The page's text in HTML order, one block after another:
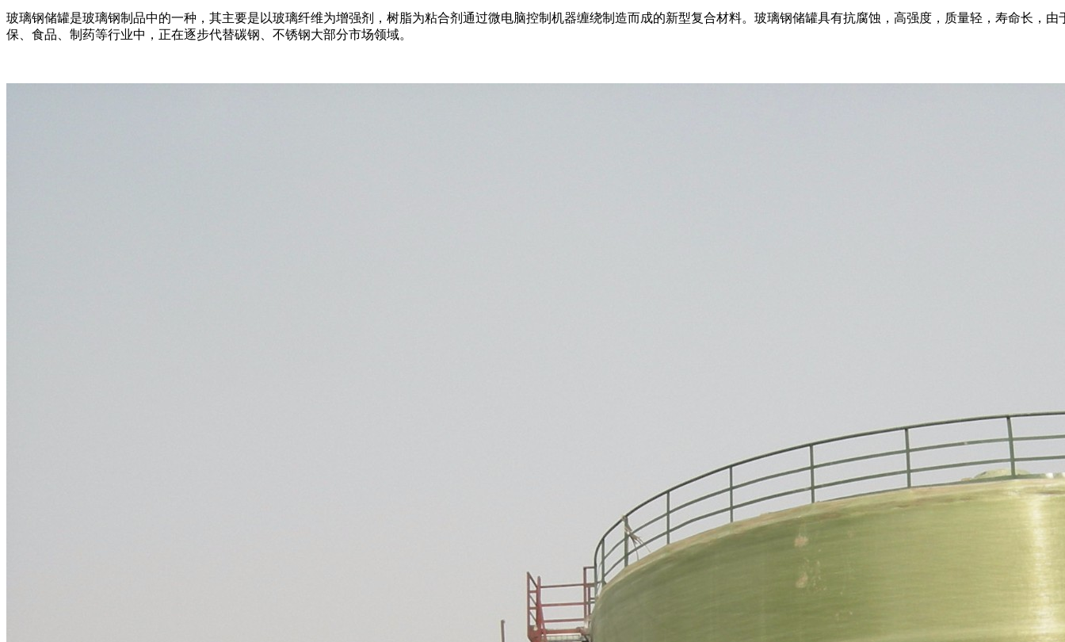
玻璃钢储罐是玻璃钢制品中的一种，其主要是以玻璃纤维为增强剂，树脂为粘合剂通过微电脑控制机器缠绕制造而成的新型复合材料。玻璃钢储罐具有抗腐蚀，高强度，质量轻，寿命长，
保、食品、制药等行业中，正在逐步代替碳钢、不锈钢大部分市场领域。